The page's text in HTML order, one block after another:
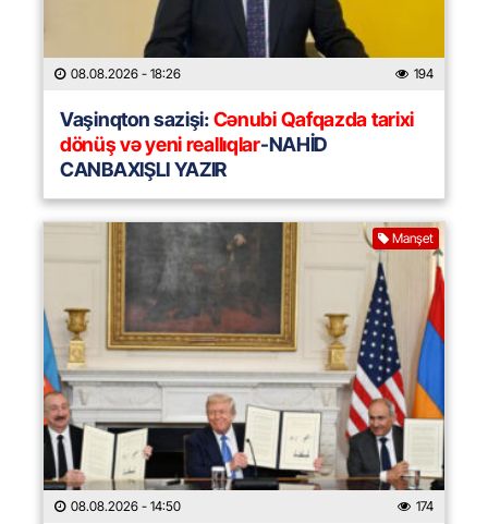
08.08.2026 - 18:26 194
Vaşinqton sazişi:Cənubi Qafqazda tarixi
dönüş və yeni reallıqlar-NAHİD
CANBAXIŞLI YAZIR
Manşet
08.08.2026 - 14:50 174